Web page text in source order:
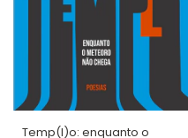
Temp(l)o: enquanto o